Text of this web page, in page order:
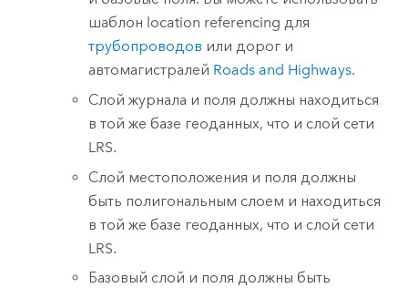
шаблон location referencing для
трубопроводов или дорог и
автомагистралей Roads and Highways.
Слой журнала и поля должны находиться
в той же базе геоданных, что и слой сети
LRS.
Слой местоположения и поля должны
быть полигональным слоем и находиться
в той же базе геоданных, что и слой сети
LRS.
Базовый слой и поля должны быть